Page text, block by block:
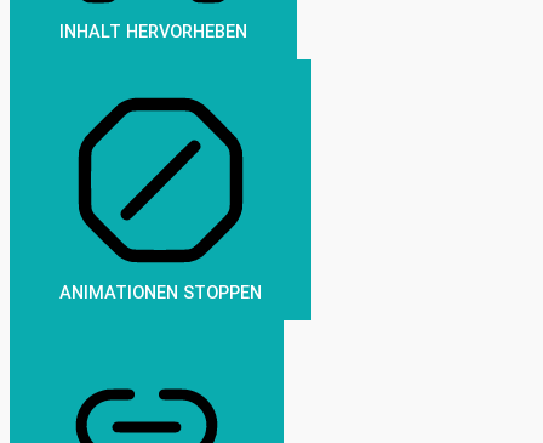
INHALT HERVORHEBEN
ANIMATIONEN STOPPEN